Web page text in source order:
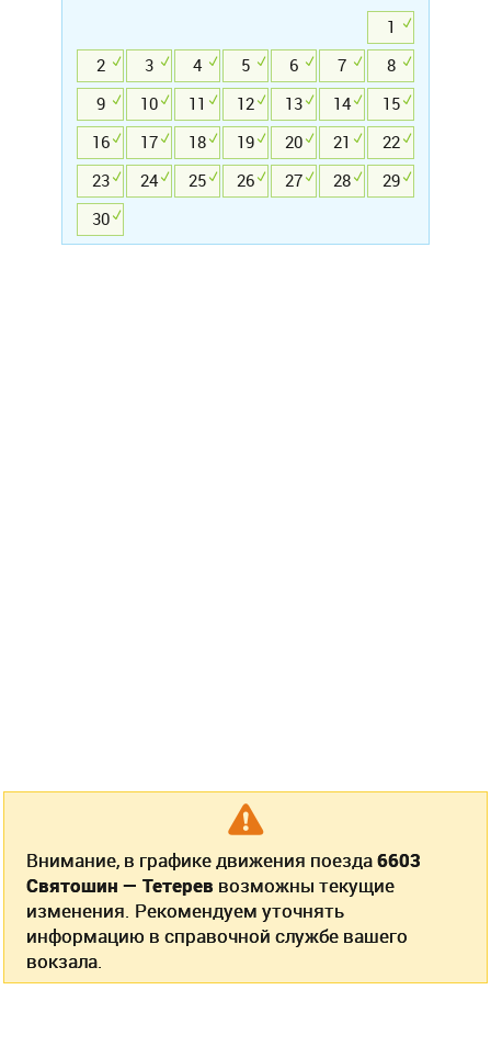
1
2
3 4 5 6 7
8
9
10 11 12 13 14
15
16
17 18 19 20 21
22
23
24 25 26 27 28
29
30
Внимание, в графике движения поезда6603
Святошин — Тетерев возможны текущие
изменения. Рекомендуем уточнять
информацию в справочной службе вашего
вокзала.